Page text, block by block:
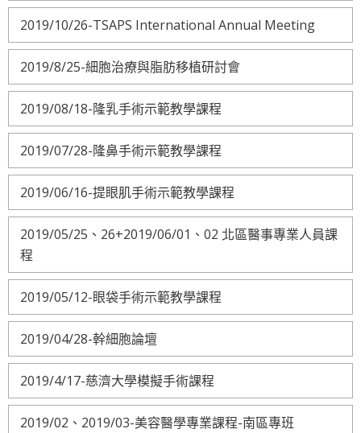
2019/10/26-TSAPS International Annual Meeting
2019/8/25-細胞治療與脂肪移植研討會
2019/08/18-隆乳手術示範教學課程
2019/07/28-隆鼻手術示範教學課程
2019/06/16-提眼肌手術示範教學課程
2019/05/25、26+2019/06/01、02 北區醫事專業人員課
程
2019/05/12-眼袋手術示範教學課程
2019/04/28-幹細胞論壇
2019/4/17-慈濟大學模擬手術課程
2019/02、2019/03-美容醫學專業課程-南區專班